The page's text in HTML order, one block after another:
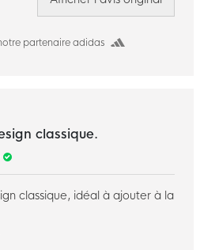
partenaire adidas
classique.
classique, idéal à ajouter à la